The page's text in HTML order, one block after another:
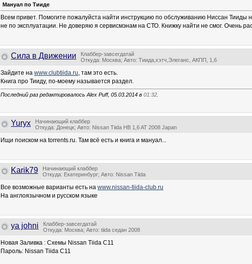
Мануал по Тииде
Всем привет. Помогите пожалуйста найти инструкцию по обслуживанию Ниссан Тииды
не по эксплуатации. Не доверяю я сервисмэнам на СТО. Книжку найти не смог. Очень
Сила в Движении
Клаббер-завсегдатай
Откуда: Москва; Авто: Тиида,хэтч,Элеганс, АКПП, 1,6
Зайдите на www.clubtiida.ru, там это есть.
Книга про Тииду, по-моему называется раздел.
Последний раз редактировалось Alex Puff, 05.03.2014 в 01:32
Yuryx
Начинающий клаббер
Откуда: Донецк; Авто: Nissan Tiida HB 1,6 AT 2008 Japan
Ищи поиском на torrents.ru. Там всё есть и книга и мануал...
Karik79
Начинающий клаббер
Откуда: Екатеринбург; Авто: Nissan Tiida
Все возможные варианты есть на www.nissan-tiida-club.ru
На англоязычном и русском языке
ya johni
Клаббер-завсегдатай
Откуда: Москва; Авто: tiida седан 2008
Новая Заливка : Схемы Nissan Tiida C11
Пароль: Nissan Tiida C11